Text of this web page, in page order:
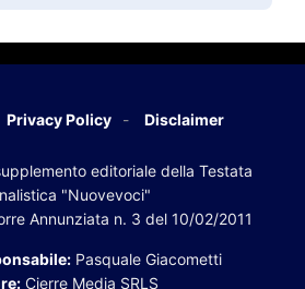
Privacy Policy Disclaimer
editoriale della Testata
"Nuovevoci"
Annunziata n. 3 del 10/02/2011
Pasquale Giacometti
Cierre Media SRLS